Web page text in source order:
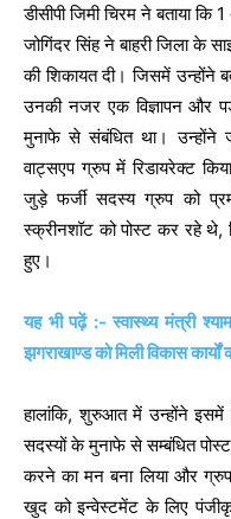
डीसीपी जिमी चिरम ने बताया कि
जोगिंदर सिंह ने बाहरी जिला के
की शिकायत दी। जिसमें उन्होंने
उनकी नजर एक विज्ञापन और
मुनाफे से संबंधित था।
वाट्सएप ग्रुप में रिडायरेक्ट
जुड़े फर्जी सदस्य ग्रुप को
स्क्रीनशॉट को पोस्ट कर रहे
हुए।
यह भी पढ़ें :- स्वास्थ्य मंत्री
झगराखाण्ड को मिली विकास कार्यों
हालांकि, शुरुआत में उन्होंने
सदस्यों के मुनाफे से सम्बंधित
करने का मन बना लिया और
खुद को इन्वेस्टमेंट के लिए